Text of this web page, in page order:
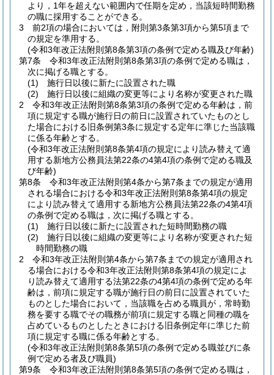
より，1年を超えない範囲内で任期を定め，当該短時間勤務
の職に採用することができる。
3
前2項の場合においては，附則第3条第3項から第5項まで
の規定を準用する。
(令和3年改正法附則第8条第3項の条例で定める職及び年齢)
第7条
令和3年改正法附則第8条第3項の条例で定める職は，
次に掲げる職とする。
(1)
施行日以後に新たに設置された職
(2)
施行日以後に組織の変更等により名称が変更された職
2
令和3年改正法附則第8条第3項の条例で定める年齢は，前
項に規定する職が施行日の前日に設置されていたものとし
た場合における旧条例第3条に規定する定年に準じた当該職
に係る年齢とする。
(令和3年改正法附則第8条第4項の規定により読み替えて適
用する新地方公務員法第22条の4第4項の条例で定める職及
び年齢)
第8条
令和3年改正法附則第4条から第7条までの規定が適用
される場合における令和3年改正法附則第8条第4項の規定
により読み替えて適用する新地方公務員法第22条の4第4項
の条例で定める職は，次に掲げる職とする。
(1)
施行日以後に新たに設置された短時間勤務の職
(2)
施行日以後に組織の変更等により名称が変更された短
時間勤務の職
2
令和3年改正法附則第4条から第7条までの規定が適用され
る場合における令和3年改正法附則第8条第4項の規定によ
り読み替えて適用する法第22条の4第4項の条例で定める年
齢は，前項に規定する職が施行日の前日に設置されていた
ものとした場合において，当該職を占める職員が，常時勤
務を要する職でその職務が前項に規定する職と同種の職を
占めているものとしたときにおける旧条例定年に準じた前
項に規定する職に係る年齢とする。
(令和3年改正法附則第8条第5項の条例で定める職並びに条
例で定める者及び職員)
第9条
令和3年改正法附則第8条第5項の条例で定める職は，